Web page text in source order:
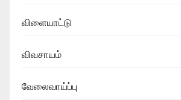
விளையாட்டு
விவசாயம்
வேலைவாய்ப்பு